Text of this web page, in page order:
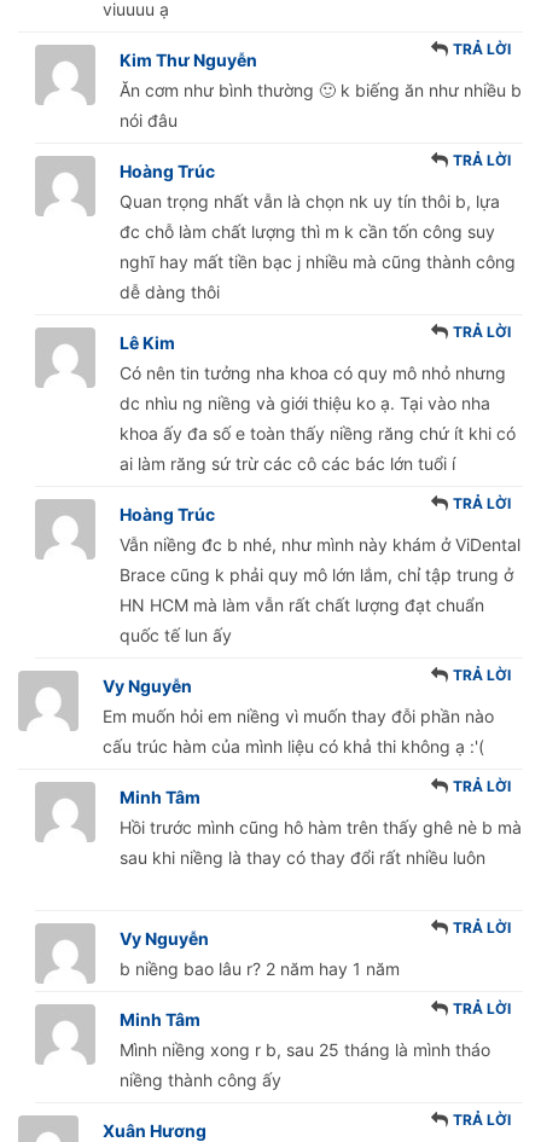
viuuuu ạ
Kim Thư Nguyễn
TRẢ LỜI
Ăn cơm như bình thường 🙂 k biếng ăn như nhiều b
nói đâu
Hoàng Trúc
TRẢ LỜI
Quan trọng nhất vẫn là chọn nk uy tín thôi b, lựa
đc chỗ làm chất lượng thì m k cần tốn công suy
nghĩ hay mất tiền bạc j nhiều mà cũng thành công
dễ dàng thôi
Lê Kim
TRẢ LỜI
Có nên tin tưởng nha khoa có quy mô nhỏ nhưng
dc nhìu ng niềng và giới thiệu ko ạ. Tại vào nha
khoa ấy đa số e toàn thấy niềng răng chứ ít khi có
ai làm răng sứ trừ các cô các bác lớn tuổi í
Hoàng Trúc
TRẢ LỜI
Vẫn niềng đc b nhé, như mình này khám ở ViDental
Brace cũng k phải quy mô lớn lắm, chỉ tập trung ở
HN HCM mà làm vẫn rất chất lượng đạt chuẩn
quốc tế lun ấy
Vy Nguyễn
TRẢ LỜI
Em muốn hỏi em niềng vì muốn thay đỗi phần nào
cấu trúc hàm của mình liệu có khả thi không ạ :'(
Minh Tâm
TRẢ LỜI
Hồi trước mình cũng hô hàm trên thấy ghê nè b mà
sau khi niềng là thay có thay đổi rất nhiều luôn
Vy Nguyễn
TRẢ LỜI
b niềng bao lâu r? 2 năm hay 1 năm
Minh Tâm
TRẢ LỜI
Mình niềng xong r b, sau 25 tháng là mình tháo
niềng thành công ấy
Xuân Hương
TRẢ LỜI